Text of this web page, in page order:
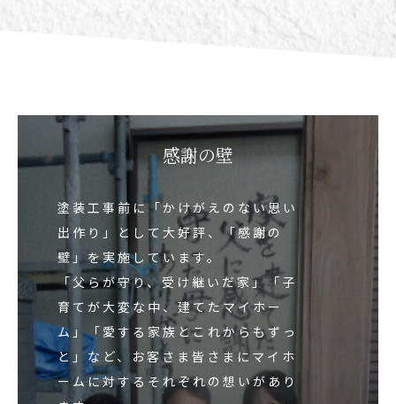
感謝の壁
塗装工事前に「かけがえのない思い
出作り」として大好評、「感謝の
壁」を実施しています。
「父らが守り、受け継いだ家」「子
育てが大変な中、建てたマイホー
ム」「愛する家族とこれからもずっ
と」など、お客さま皆さまにマイホ
ームに対するそれぞれの想いがあり